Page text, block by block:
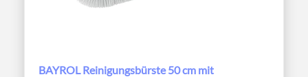
BAYROL Reinigungsbürste 50 cm mit